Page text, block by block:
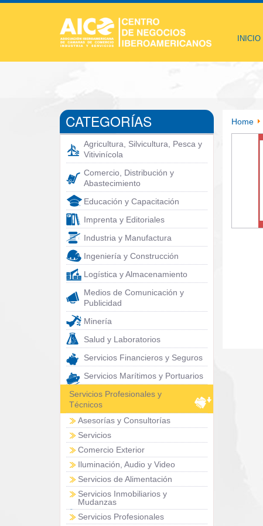
INICIO
CATEGORÍAS
Agricultura, Silvicultura, Pesca y
Vitivinícola
Comercio, Distribución y
Abastecimiento
Educación y Capacitación
Imprenta y Editoriales
Industria y Manufactura
Ingeniería y Construcción
Logística y Almacenamiento
Medios de Comunicación y
Publicidad
Minería
Salud y Laboratorios
Servicios Financieros y Seguros
Servicios Marítimos y Portuarios
Servicios Profesionales y
Técnicos
Asesorías y Consultorías
Servicios
Comercio Exterior
Iluminación, Audio y Video
Servicios de Alimentación
Servicios Inmobiliarios y
Mudanzas
Servicios Profesionales
Home